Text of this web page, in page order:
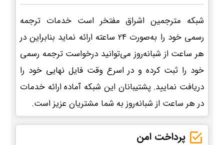
شبکه مترجمین اشراق مفتخر است خدمات ترجمه
رسمی خود را به‌صورت 24 ساعته ارائه نماید بنابراین در
هر ساعت از شبانه‌روز می‌توانید درخواست ترجمه رسمی
خود را ثبت کرده و در اسرع وقت فایل نهایی خود را
دریافت نمایید. پشتیبانان این شبکه آماده ارائه خدمات
در هر ساعت از شبانه‌روز به شما مشتریان عزیز است.
پرداخت امن